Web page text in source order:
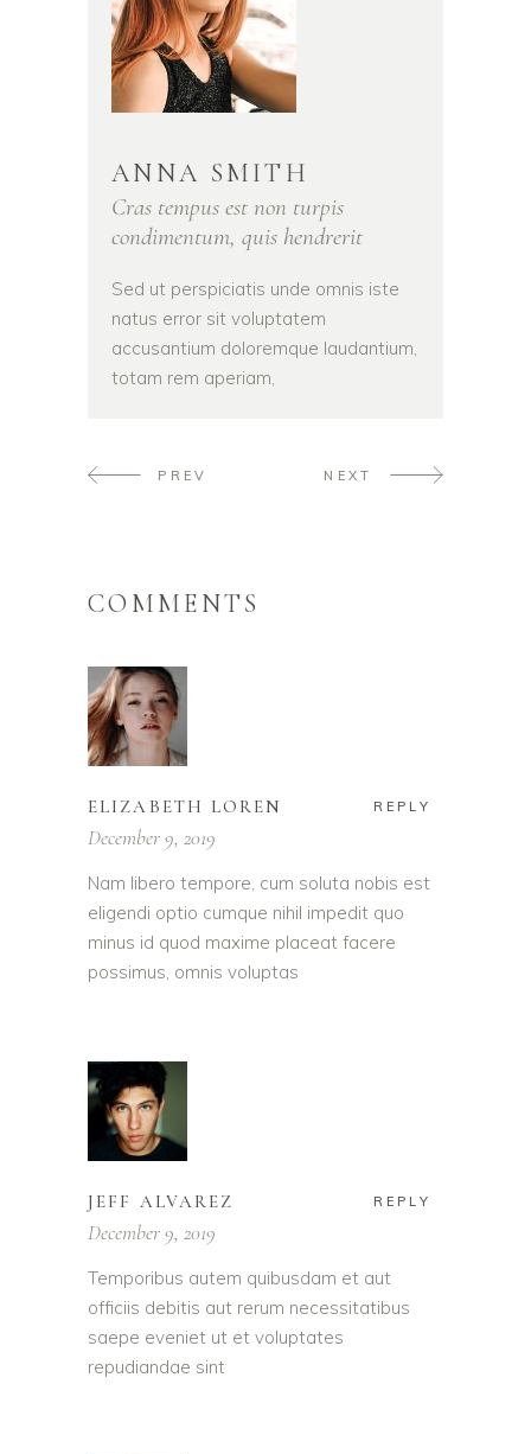
ANNA SMITH
Cras tempus est non turpis
condimentum, quis hendrerit
Sed ut perspiciatis unde omnis iste
natus error sit voluptatem
accusantium doloremque laudantium,
totam rem aperiam,
PREV NEXT
COMMENTS
ELIZABETH LOREN REPLY
December 9, 2019
Nam libero tempore, cum soluta nobis est
eligendi optio cumque nihil impedit quo
minus id quod maxime placeat facere
possimus, omnis voluptas
JEFF ALVAREZ REPLY
December 9, 2019
Temporibus autem quibusdam et aut
officiis debitis aut rerum necessitatibus
saepe eveniet ut et voluptates
repudiandae sint